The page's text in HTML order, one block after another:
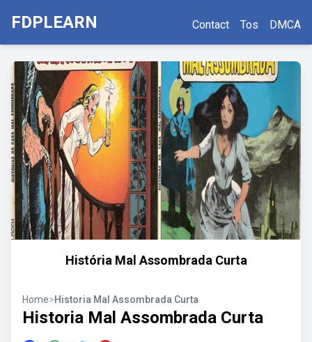
FDPLEARN Contact Tos DMCA
História Mal Assombrada Curta
Home>Historia Mal Assombrada Curta
Historia Mal Assombrada Curta